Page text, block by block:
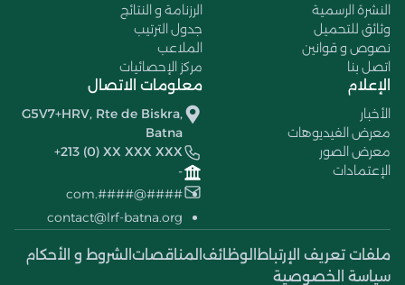
النشرة الرسمية
وثائق للتحميل
نصوص و قوانين
اتصل بنا
الرزنامة و النتائج
جدول الترتيب
الملاعب
مركز الإحصائيات
الإعلام
الأخبار
معرض الفيديوهات
معرض الصور
الإعتمادات
معلومات الاتصال
G5V7+HRV, Rte de Biskra,
Batna
+213 (0) XX XXX XXX
-
####@####.com
contact@lrf-batna.org
ملفات تعريف الإرتباط الوظائف المناقصات الشروط و الأحكام
سياسة الخصوصية